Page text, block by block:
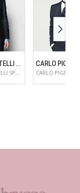
CARLO PIGNATELLI 48JX134C105452800